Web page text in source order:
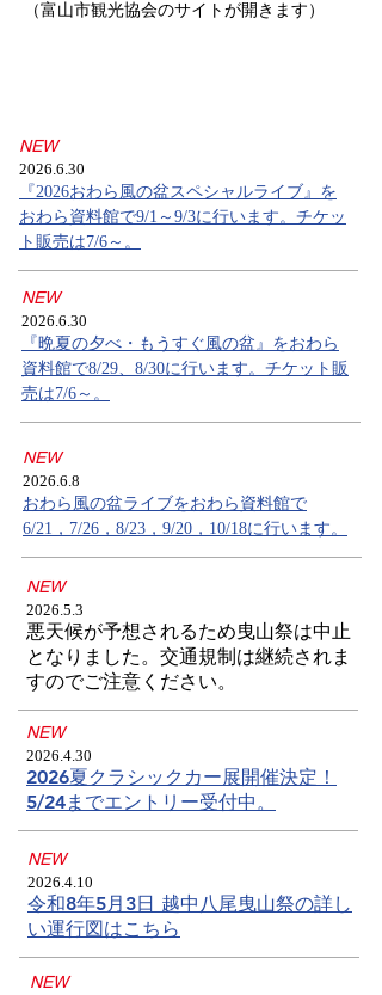
（富山市観光協会のサイトが開きます）
​NEW
2026.6.30
『2026おわら風の盆スペシャルライブ』を
おわら資料館で9/1～9/3に行います。チケッ
ト販売は7/6～。
​NEW
2026.6.30
​『晩夏の夕べ・もうすぐ風の盆』をおわら
資料館で8/29、8/30に行います。チケット販
売は7/6～。
​NEW
2026.6.8
​おわら風の盆ライブをおわら資料館で
6/21，7/26，8/23，9/20，10/18に行います。
​NEW
2026.5.3
悪天候が予想されるため曳山祭は中止
となりました。交通規制は継続されま
すのでご注意ください。
​NEW
2026.4.30
2026夏クラシックカー展開催決定！
5/24までエントリー受付中。
​NEW
2026.4.10
令和8年5月3日 越中八尾曳山祭の詳し
い運行図はこちら
​NEW